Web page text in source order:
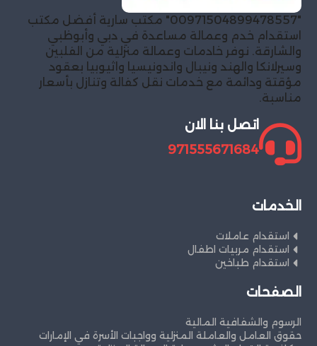
"00971504899478557" مكتب سارية أفضل مكتب
استقدام خدم وعمالة مساعدة في دبي وأبوظبي
والشارقة. نوفر خادمات وعمالة منزلية من الفلبين
وسيرلانكا والهند ونيبال واندونيسيا واثيوبيا بعقود
مؤقتة ودائمة مع خدمات نقل كفالة وتنازل بأسعار
مناسبة.
اتصل بنا الان
971555671684
الخدمات
استقدام عاملات
استقدام مربيات اطفال
استقدام طباخين
الصفحات
الرسوم والشفافية المالية
حقوق العامل والعاملة المنزلية وواجبات الأسرة في الإمارات